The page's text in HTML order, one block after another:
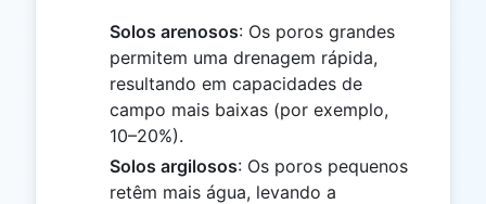
Solos arenosos: Os poros grandes
permitem uma drenagem rápida,
resultando em capacidades de
campo mais baixas (por exemplo,
10–20%).
Solos argilosos: Os poros pequenos
retêm mais água, levando a